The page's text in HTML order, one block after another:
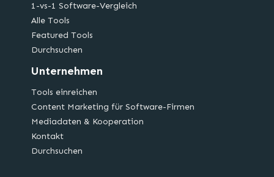
1-vs-1 Software-Vergleich
Alle Tools
Featured Tools
Durchsuchen
Unternehmen
Tools einreichen
Content Marketing für Software-Firmen
Mediadaten & Kooperation
Kontakt
Durchsuchen